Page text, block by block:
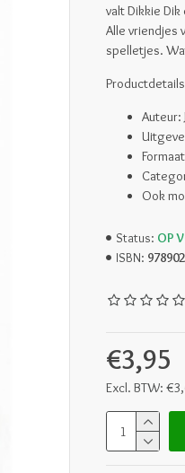
valt Dikkie
Alle vriendjes
spelletjes.
Auteur:
Ook
Status: OP
ISBN:
€3,95
Excl. BTW: